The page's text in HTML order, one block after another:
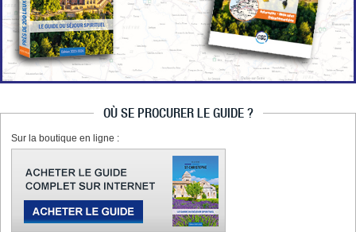
OÙ SE PROCURER LE GUIDE ?
Sur la boutique en ligne :